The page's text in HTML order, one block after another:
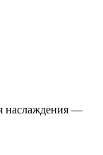
наслаждения —